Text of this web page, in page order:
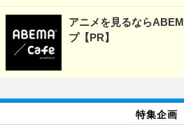
アニメを見るなら
プ【PR】
特集企画